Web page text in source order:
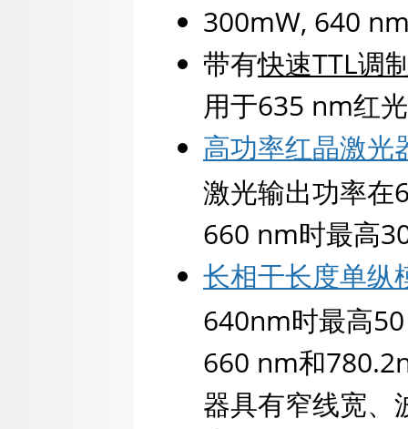
300mW, 640
带有快速TTL调
用于635 nm红
高功率红晶激光
激光输出功率
660 nm时最高
长相干长度单纵
640nm时最高
660 nm和
器具有窄线宽、